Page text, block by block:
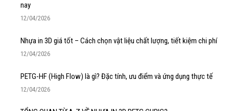
nay
12/04/2026
Nhựa in 3D giá tốt – Cách chọn vật liệu chất lượng, tiết kiệm chi phí
12/04/2026
PETG-HF (High Flow) là gì? Đặc tính, ưu điểm và ứng dụng thực tế
12/04/2026